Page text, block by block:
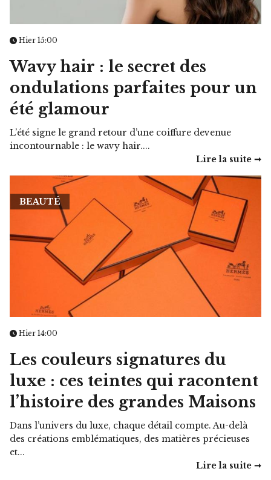
Hier 15:00
Wavy hair : le secret des
ondulations parfaites pour un
été glamour
L’été signe le grand retour d’une coiffure devenue
incontournable : le wavy hair....
Lire la suite ➞
BEAUTÉ
Hier 14:00
Les couleurs signatures du
luxe : ces teintes qui racontent
l’histoire des grandes Maisons
Dans l’univers du luxe, chaque détail compte. Au-delà
des créations emblématiques, des matières précieuses
et...
Lire la suite ➞